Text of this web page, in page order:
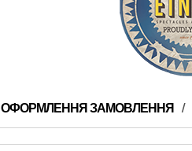
ОФОРМЛЕННЯ ЗАМОВЛЕННЯ